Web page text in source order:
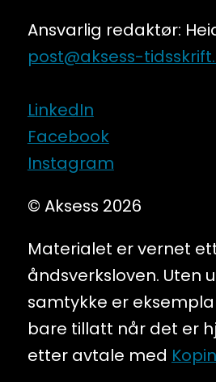
Ansvarlig redaktør:
post@aksess-
LinkedIn
Facebook
Instagram
© Aksess 2026
Materialet er vernet
åndsverksloven. Uten
samtykke er
bare tillatt når det er
etter avtale med